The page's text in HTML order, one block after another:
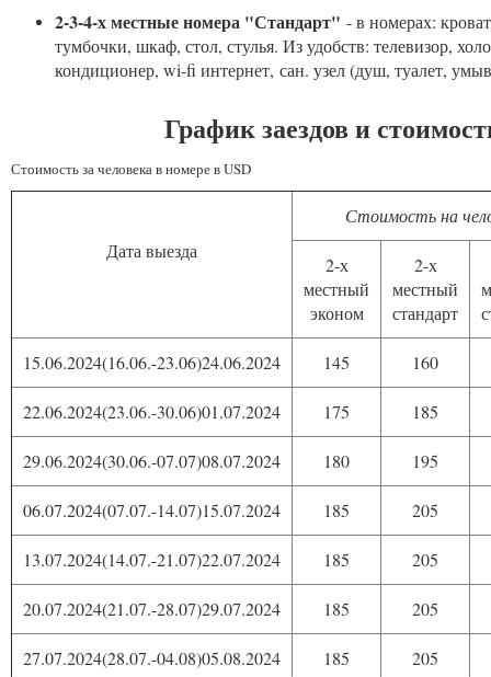
2-3-4-х местные номера "Стандарт" - в номерах:
тумбочки, шкаф, стол, стулья. Из удобств: телевизор,
кондиционер, wi-fi интернет, сан. узел (душ, туалет,
График заездов и
Стоимость за человека в номере в USD
Дата выезда
Стоимость на
2-х
местный
эконом
2-х
местный
стандарт
15.06.2024(16.06.-23.06)24.06.2024 145 160
22.06.2024(23.06.-30.06)01.07.2024 175 185
29.06.2024(30.06.-07.07)08.07.2024 180 195
06.07.2024(07.07.-14.07)15.07.2024 185 205
13.07.2024(14.07.-21.07)22.07.2024 185 205
20.07.2024(21.07.-28.07)29.07.2024 185 205
27.07.2024(28.07.-04.08)05.08.2024 185 205